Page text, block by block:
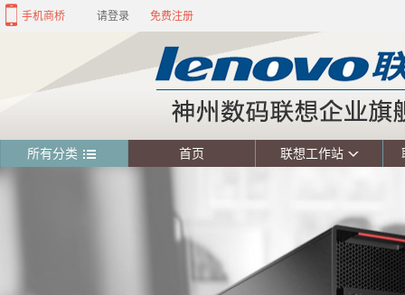
手机商桥 请登录 免费注册
所有分类 首页 联想工作站